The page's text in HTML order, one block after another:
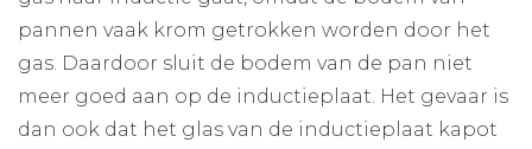
pannen vaak krom getrokken worden door het
gas. Daardoor sluit de bodem van de pan niet
meer goed aan op de inductieplaat. Het gevaar is
dan ook dat het glas van de inductieplaat kapot